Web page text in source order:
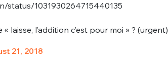
status/1031930264715440135
laisse, l’addition c’est pour moi » ? (urgent)
21, 2018